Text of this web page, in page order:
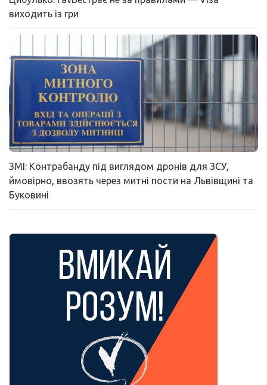
виходить із гри
ЗМІ: Контрабанду під виглядом дронів для ЗСУ,
ймовірно, ввозять через митні пости на Львівщині та
Буковині